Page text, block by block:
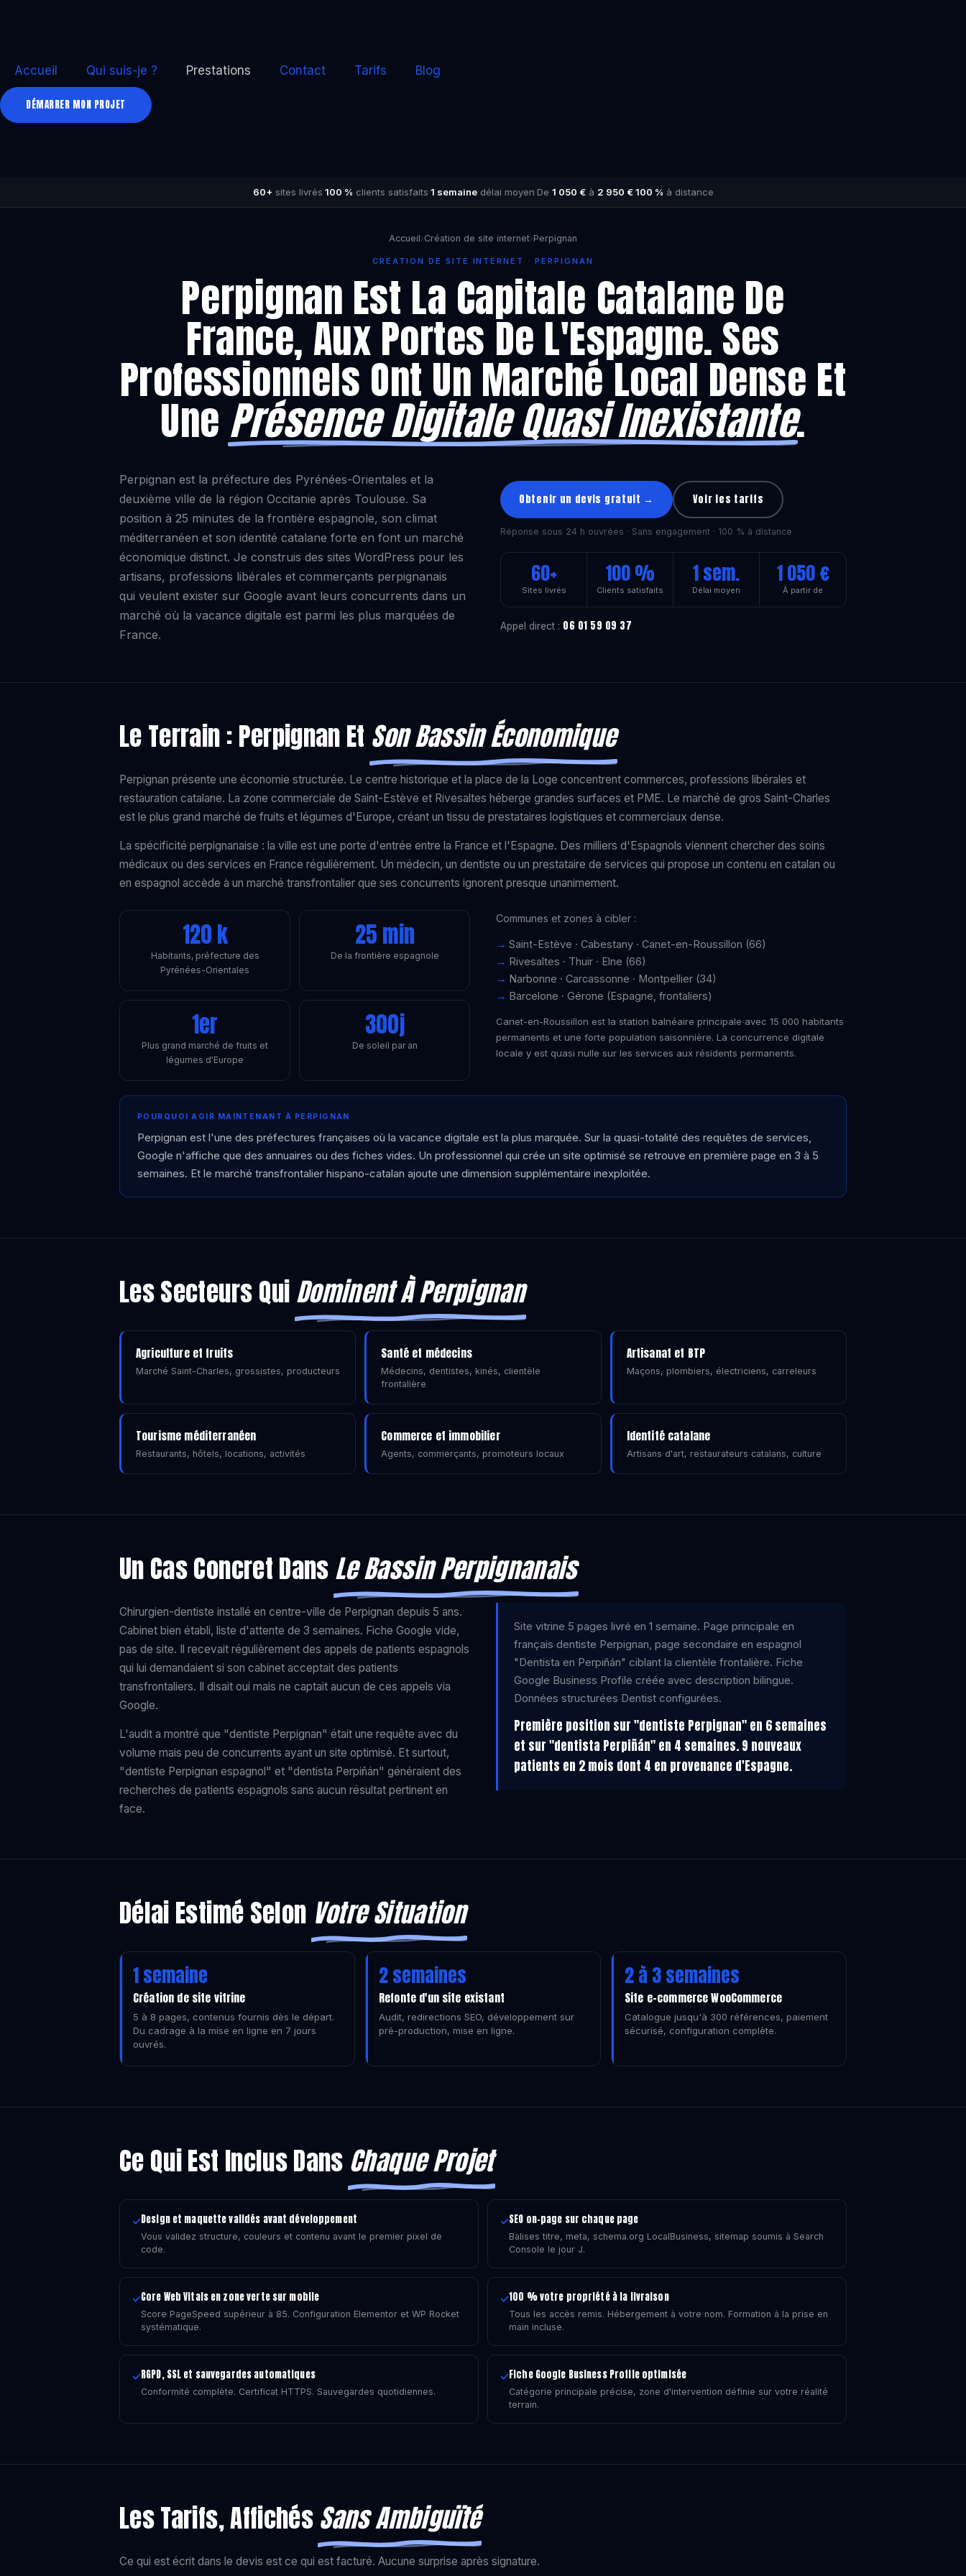
Accueil Qui suis-je ? Prestations Contact Tarifs Blog
DÉMARRER MON PROJET
60+sites livrés·100 % clients satisfaits·1 semainedélai moyen·De 1 050 €à 2 950 €·100 % à distance
Accueil›Création de site internet›Perpignan
CRÉATION DE SITE INTERNET · PERPIGNAN
Perpignan Est La Capitale Catalane De
France, Aux Portes De L'Espagne. Ses
Professionnels Ont Un Marché Local Dense Et
Une Présence Digitale Quasi Inexistante.
Perpignan est la préfecture des Pyrénées-Orientales et la
deuxième ville de la région Occitanie après Toulouse. Sa
position à 25 minutes de la frontière espagnole, son climat
méditerranéen et son identité catalane forte en font un marché
économique distinct. Je construis des sites WordPress pour les
artisans, professions libérales et commerçants perpignanais
qui veulent exister sur Google avant leurs concurrents dans un
marché où la vacance digitale est parmi les plus marquées de
France.
Obtenir un devis gratuit → Voir les tarifs
Réponse sous 24 h ouvrées · Sans engagement · 100 % à distance
60+
Sites livrés
100 %
Clients satisfaits
1 sem.
Délai moyen
1 050 €
À partir de
Appel direct : 06 01 59 09 37
Le Terrain : Perpignan Et Son Bassin Économique
Perpignan présente une économie structurée. Le centre historique et la place de la Loge concentrent commerces, professions libérales et
restauration catalane. La zone commerciale de Saint-Estève et Rivesaltes héberge grandes surfaces et PME. Le marché de gros Saint-Charles
est le plus grand marché de fruits et légumes d'Europe, créant un tissu de prestataires logistiques et commerciaux dense.
La spécificité perpignanaise : la ville est une porte d'entrée entre la France et l'Espagne. Des milliers d'Espagnols viennent chercher des soins
médicaux ou des services en France régulièrement. Un médecin, un dentiste ou un prestataire de services qui propose un contenu en catalan ou
en espagnol accède à un marché transfrontalier que ses concurrents ignorent presque unanimement.
120 k
Habitants, préfecture des
Pyrénées-Orientales
25 min
De la frontière espagnole
1er
Plus grand marché de fruits et
légumes d'Europe
300j
De soleil par an
Communes et zones à cibler :
Saint-Estève · Cabestany · Canet-en-Roussillon (66)
Rivesaltes · Thuir · Elne (66)
Narbonne · Carcassonne · Montpellier (34)
Barcelone · Gérone (Espagne, frontaliers)
Canet-en-Roussillon est la station balnéaire principale avec 15 000 habitants
permanents et une forte population saisonnière. La concurrence digitale
locale y est quasi nulle sur les services aux résidents permanents.
POURQUOI AGIR MAINTENANT À PERPIGNAN
Perpignan est l'une des préfectures françaises où la vacance digitale est la plus marquée. Sur la quasi-totalité des requêtes de services,
Google n'affiche que des annuaires ou des fiches vides. Un professionnel qui crée un site optimisé se retrouve en première page en 3 à 5
semaines. Et le marché transfrontalier hispano-catalan ajoute une dimension supplémentaire inexploitée.
Les Secteurs QuiDominent À Perpignan
Agriculture et fruits
Marché Saint-Charles, grossistes, producteurs
Santé et médecins
Médecins, dentistes, kinés, clientèle
frontalière
Artisanat et BTP
Maçons, plombiers, électriciens, carreleurs
Tourisme méditerranéen
Restaurants, hôtels, locations, activités
Commerce et immobilier
Agents, commerçants, promoteurs locaux
Identité catalane
Artisans d'art, restaurateurs catalans, culture
Un Cas Concret DansLe Bassin Perpignanais
Chirurgien-dentiste installé en centre-ville de Perpignan depuis 5 ans.
Cabinet bien établi, liste d'attente de 3 semaines. Fiche Google vide,
pas de site. Il recevait régulièrement des appels de patients espagnols
qui lui demandaient si son cabinet acceptait des patients
transfrontaliers. Il disait oui mais ne captait aucun de ces appels via
Google.
L'audit a montré que "dentiste Perpignan" était une requête avec du
volume mais peu de concurrents ayant un site optimisé. Et surtout,
"dentiste Perpignan espagnol" et "dentista Perpiñán" généraient des
recherches de patients espagnols sans aucun résultat pertinent en
face.
Site vitrine 5 pages livré en 1 semaine. Page principale en
français dentiste Perpignan, page secondaire en espagnol
"Dentista en Perpiñán" ciblant la clientèle frontalière. Fiche
Google Business Profile créée avec description bilingue.
Données structurées Dentist configurées.
Première position sur "dentiste Perpignan" en 6 semaines
et sur "dentista Perpiñán" en 4 semaines. 9 nouveaux
patients en 2 mois dont 4 en provenance d'Espagne.
Délai Estimé Selon Votre Situation
1 semaine
Création de site vitrine
5 à 8 pages, contenus fournis dès le départ.
Du cadrage à la mise en ligne en 7 jours
ouvrés.
2 semaines
Refonte d'un site existant
Audit, redirections SEO, développement sur
pré-production, mise en ligne.
2 à 3 semaines
Site e-commerce WooCommerce
Catalogue jusqu'à 300 références, paiement
sécurisé, configuration complète.
Ce Qui Est Inclus Dans Chaque Projet
✓Design et maquette validés avant développement
Vous validez structure, couleurs et contenu avant le premier pixel de
code.
✓SEO on-page sur chaque page
Balises titre, meta, schema.org LocalBusiness, sitemap soumis à Search
Console le jour J.
✓Core Web Vitals en zone verte sur mobile
Score PageSpeed supérieur à 85. Configuration Elementor et WP Rocket
systématique.
✓100 % votre propriété à la livraison
Tous les accès remis. Hébergement à votre nom. Formation à la prise en
main incluse.
✓RGPD, SSL et sauvegardes automatiques
Conformité complète. Certificat HTTPS. Sauvegardes quotidiennes.
✓Fiche Google Business Profile optimisée
Catégorie principale précise, zone d'intervention définie sur votre réalité
terrain.
Les Tarifs, AffichésSans Ambiguïté
Ce qui est écrit dans le devis est ce qui est facturé. Aucune surprise après signature.